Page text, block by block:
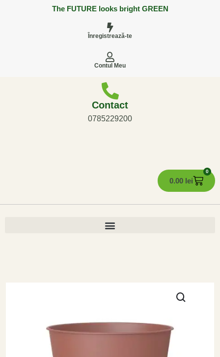
The FUTURE looks bright GREEN
Înregistrează-te
Contul Meu
Contact
0785229200
0.00 lei
0